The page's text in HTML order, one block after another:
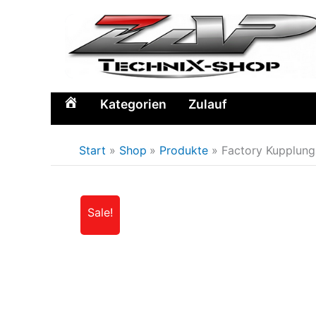
Home Kategorien Zulauf
Start Shop Produkte Factory
Sale!